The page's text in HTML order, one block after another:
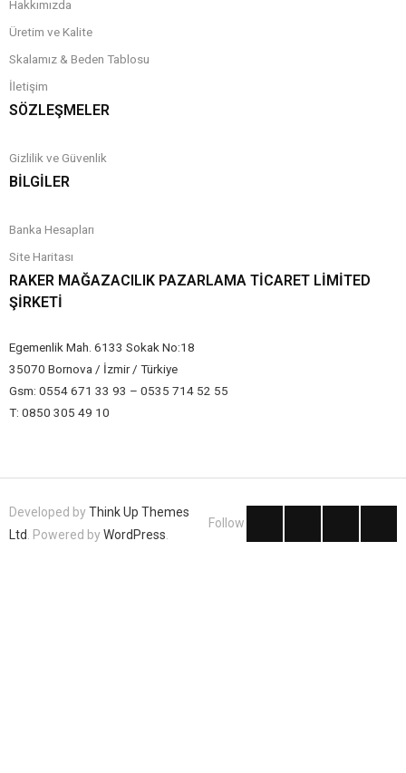
Hakkımızda
Üretim ve Kalite
Skalamız & Beden Tablosu
İletişim
SÖZLEŞMELER
Gizlilik ve Güvenlik
BİLGİLER
Banka Hesapları
Site Haritası
RAKER MAĞAZACILIK PAZARLAMA TICARET LIMITED
ŞIRKETI
Egemenlik Mah. 6133 Sokak No:18
35070 Bornova / İzmir / Türkiye
Gsm: 0554 671 33 93 – 0535 714 52 55
T: 0850 305 49 10
Developed byThink Up Themes
Ltd . Powered byWordPress
Follow